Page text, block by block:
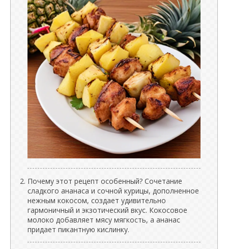
Почему этот рецепт особенный? Сочетание
сладкого ананаса и сочной курицы, дополненное
нежным кокосом, создает удивительно
гармоничный и экзотический вкус. Кокосовое
молоко добавляет мясу мягкость, а ананас
придает пикантную кислинку.